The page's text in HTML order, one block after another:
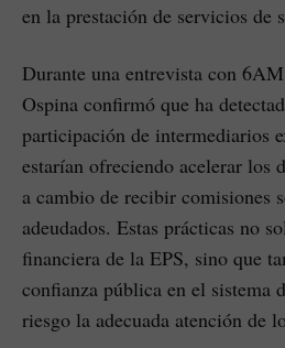
en la prestación de servicios de
Durante una entrevista con
Ospina confirmó que ha
participación de intermediarios
estarían ofreciendo acelerar los
a cambio de recibir comisiones
adeudados. Estas prácticas no
financiera de la EPS, sino que
confianza pública en el sistema
riesgo la adecuada atención de